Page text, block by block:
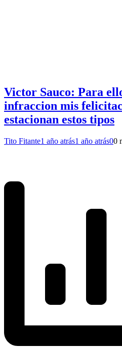
Victor Sauco: Para
infraccion mis
estacionan estos tipos
Tito Fitante1 año atrás1 año atrás00